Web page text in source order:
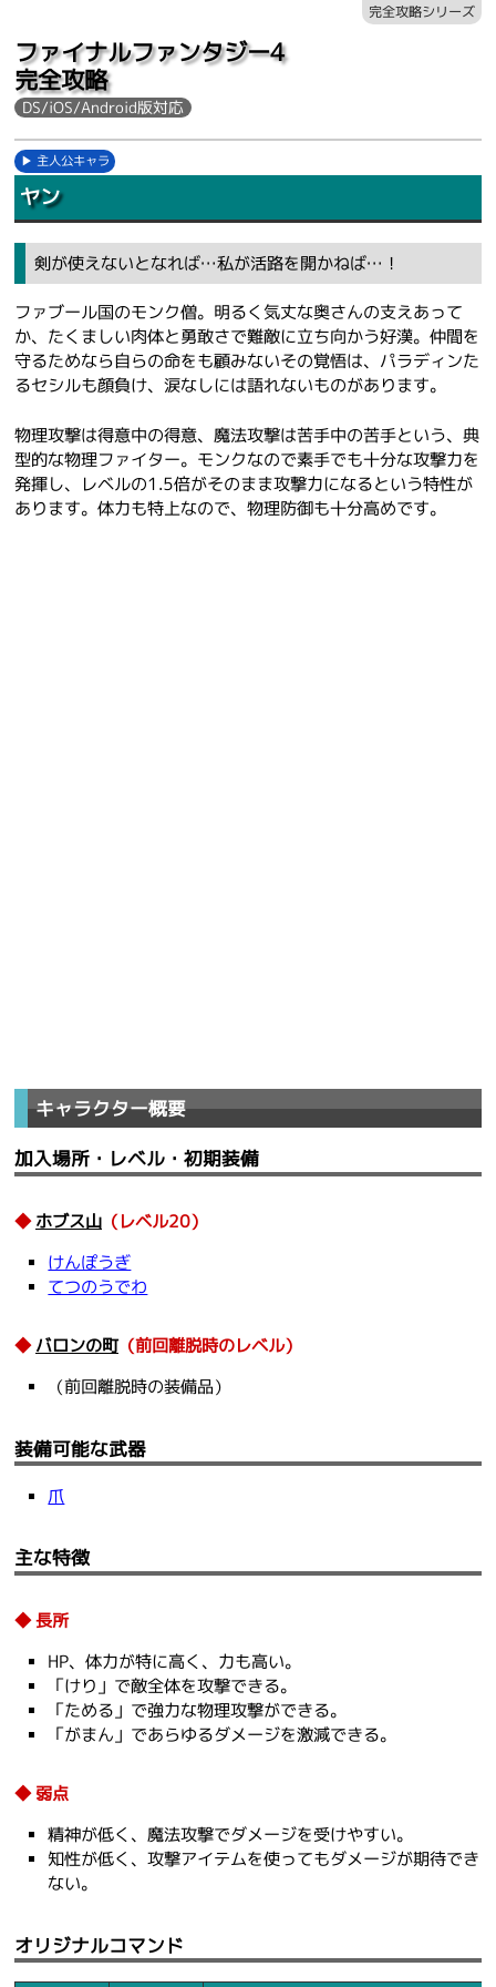
ファイナルファンタジー4
完全攻略
DS/iOS/Android版対応
完全攻略シリーズ
主人公キャラ
ヤン
剣が使えないとなれば…私が活路を開かねば…！
ファブール国のモンク僧。明るく気丈な奥さんの支えあって
か、たくましい肉体と勇敢さで難敵に立ち向かう好漢。仲間を
守るためなら自らの命をも顧みないその覚悟は、パラディンた
るセシルも顔負け、涙なしには語れないものがあります。
物理攻撃は得意中の得意、魔法攻撃は苦手中の苦手という、典
型的な物理ファイター。モンクなので素手でも十分な攻撃力を
発揮し、レベルの1.5倍がそのまま攻撃力になるという特性が
あります。体力も特上なので、物理防御も十分高めです。
キャラクター概要
加入場所・レベル・初期装備
ホブス山 （レベル20）
けんぽうぎ
てつのうでわ
バロンの町（前回離脱時のレベル）
（前回離脱時の装備品）
装備可能な武器
爪
主な特徴
長所
HP、体力が特に高く、力も高い。
「けり」で敵全体を攻撃できる。
「ためる」で強力な物理攻撃ができる。
「がまん」であらゆるダメージを激減できる。
弱点
精神が低く、魔法攻撃でダメージを受けやすい。
知性が低く、攻撃アイテムを使ってもダメージが期待でき
ない。
オリジナルコマンド